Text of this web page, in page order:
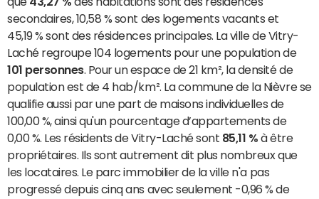
secondaires, 10,58 % sont des logements vacants et
45,19 % sont des résidences principales. La ville de Vitry-
Laché regroupe 104 logements pour une population de
101 personnes. Pour un espace de 21 km², la densité de
population est de 4 hab/km². La commune de la Nièvre se
qualifie aussi par une part de maisons individuelles de
100,00 %, ainsi qu'un pourcentage d’appartements de
0,00 %. Les résidents de Vitry-Laché sont 85,11 % à être
propriétaires. Ils sont autrement dit plus nombreux que
les locataires. Le parc immobilier de la ville n'a pas
progressé depuis cinq ans avec seulement -0,96 % de